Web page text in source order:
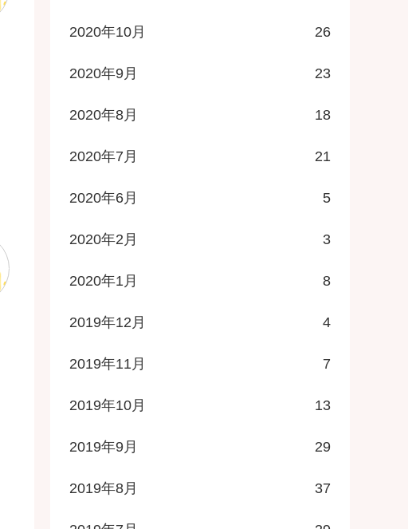
2020年10月 26
2020年9月 23
2020年8月 18
2020年7月 21
2020年6月 5
2020年2月 3
2020年1月 8
2019年12月 4
2019年11月 7
2019年10月 13
2019年9月 29
2019年8月 37